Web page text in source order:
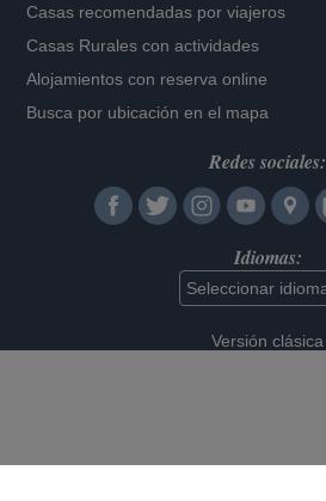
Casas recomendadas por viajeros
Casas Rurales con actividades
Alojamientos con reserva online
Busca por ubicación en el mapa
Redes sociales:
Idiomas:
Versión clásica